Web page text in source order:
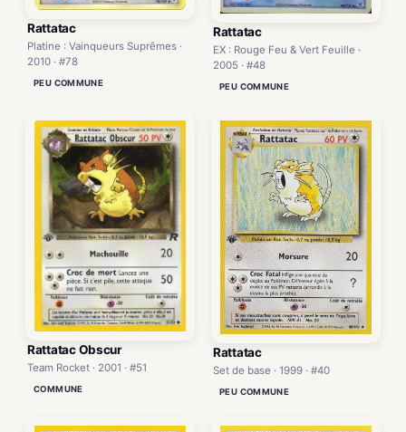
Rattatac
Platine : Vainqueurs Suprêmes ·
2010 · #78
PEU COMMUNE
Rattatac
EX : Rouge Feu & Vert Feuille ·
2005 · #48
PEU COMMUNE
Rattatac Obscur
Team Rocket · 2001 · #51
COMMUNE
Rattatac
Set de base · 1999 · #40
PEU COMMUNE